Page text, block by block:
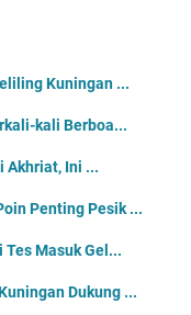
Kuningan ...
kali Berboa...
Akhriat, Ini ...
Penting Pesik ...
Tes Masuk Gel...
Dukung ...